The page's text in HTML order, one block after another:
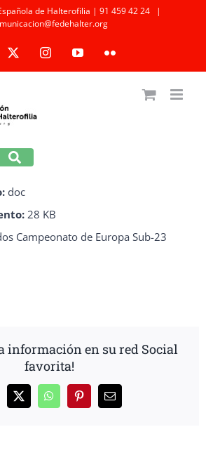
de Halterofilia | 91 459 42 24
|
InstagramYouTubeFlickr
doc
28 KB
Campeonato de Europa Sub-23
información en su red Social
favorita!
X WhatsAppPinterestCorreo